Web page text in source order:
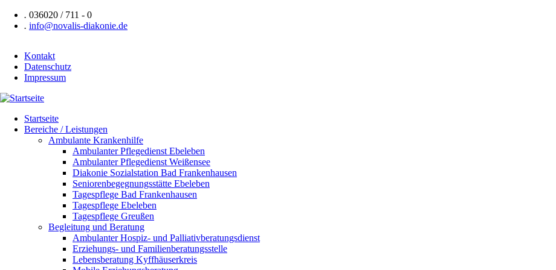
zum
Inhalt
. 036020 / 711 - 0
. info@novalis-diakonie.de
Header
Navigation
Kontakt
Datenschutz
Impressum
Hauptnavigation
Startseite
Bereiche / Leistungen
Ambulante Krankenhilfe
Ambulanter Pflegedienst Ebeleben
Ambulanter Pflegedienst Weißensee
Diakonie Sozialstation Bad Frankenhausen
Seniorenbegegnungsstätte Ebeleben
Tagespflege Bad Frankenhausen
Tagespflege Ebeleben
Tagespflege Greußen
Begleitung und Beratung
Ambulanter Hospiz- und Palliativberatungsdienst
Erziehungs- und Familienberatungsstelle
Lebensberatung Kyffhäuserkreis